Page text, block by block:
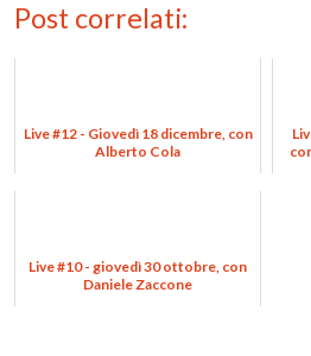
Post correlati:
Live #12 - Giovedì 18 dicembre, con
Alberto Cola
Live #10 - giovedì 30 ottobre, con
Daniele Zaccone